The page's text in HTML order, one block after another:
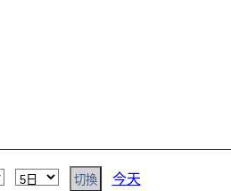
今天